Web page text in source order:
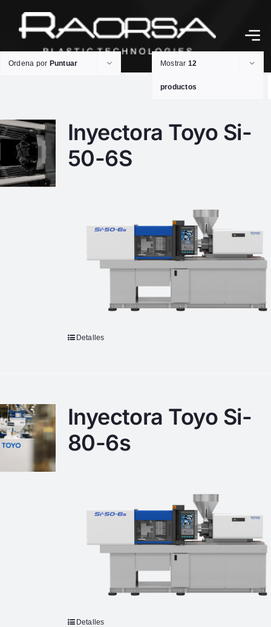
Ordena por Puntuar Mostrar 12
productos
Inyectora Toyo Si-
50-6S
Detalles
Inyectora Toyo Si-
80-6s
Detalles